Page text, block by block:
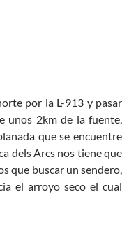
por la L-913 y pasar
unos 2km de la fuente,
que se encuentre
dels Arcs nos tiene que
que buscar un sendero,
el arroyo seco el cual